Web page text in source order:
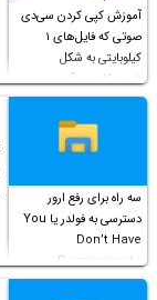
آموزش کپی کردن سی‌دی
صوتی که فایل‌های ۱
کیلوبایتی به شکل
شورت‌کات در آن موجود
است!
سه راه برای رفع ارور
دسترسی به فولدر یا You
Don’t Have
Permission to
Access this folder